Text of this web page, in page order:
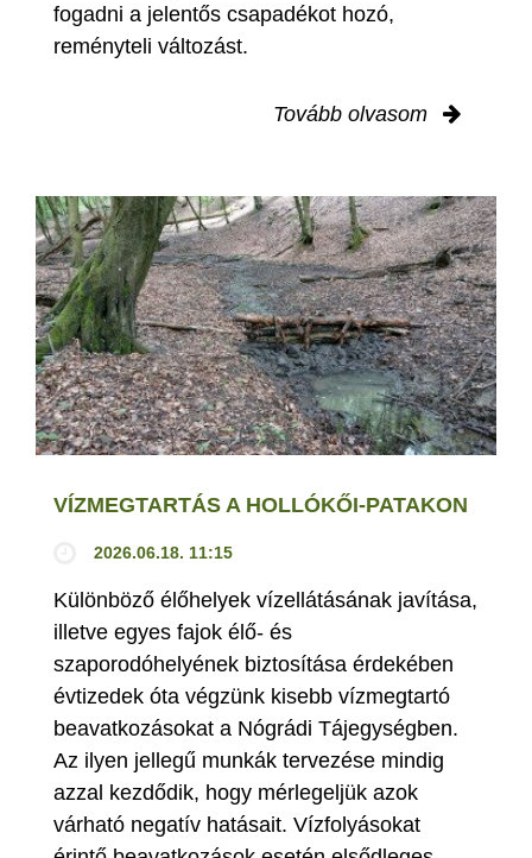
fogadni a jelentős csapadékot hozó,
reményteli változást.
Tovább olvasom
VÍZMEGTARTÁS A HOLLÓKŐI-PATAKON
2026.06.18. 11:15
Különböző élőhelyek vízellátásának javítása,
illetve egyes fajok élő- és
szaporodóhelyének biztosítása érdekében
évtizedek óta végzünk kisebb vízmegtartó
beavatkozásokat a Nógrádi Tájegységben.
Az ilyen jellegű munkák tervezése mindig
azzal kezdődik, hogy mérlegeljük azok
várható negatív hatásait. Vízfolyásokat